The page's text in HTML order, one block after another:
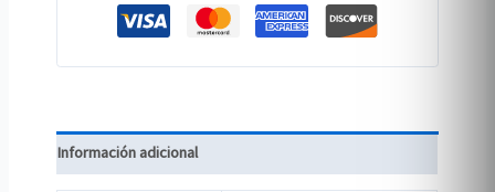
Información adicional